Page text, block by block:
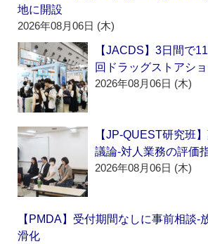
地に開設
2026年08月06日 (木)
【JACDS】3日間で
回ドラッグストアシ
2026年08月06日 (木)
【JP-QUEST研究班
議論‐対人業務の評価
2026年08月06日 (木)
【PMDA】受付期間なしに事前相談‐
滑化